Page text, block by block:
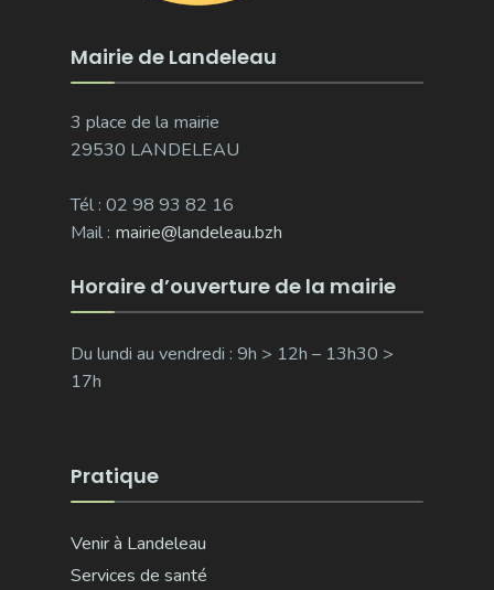
Mairie de Landeleau
3 place de la mairie
29530 LANDELEAU
Tél : 02 98 93 82 16
Mail : mairie@landeleau.bzh
Horaire d’ouverture de la mairie
Du lundi au vendredi : 9h > 12h – 13h30 >
17h
Pratique
Venir à Landeleau
Services de santé